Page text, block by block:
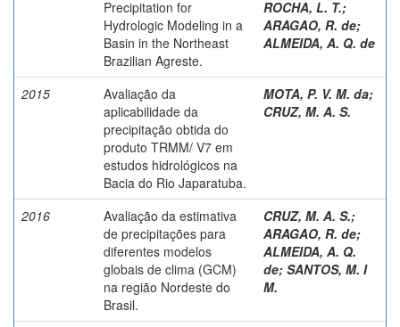
Precipitation for
Hydrologic Modeling in a
Basin in the Northeast
Brazilian Agreste.
ROCHA, L. T.;
ARAGAO, R. de;
ALMEIDA, A. Q. de
2015
Avaliação da
aplicabilidade da
precipitação obtida do
produto TRMM/ V7 em
estudos hidrológicos na
Bacia do Rio Japaratuba.
MOTA, P. V. M. da;
CRUZ, M. A. S.
2016
Avaliação da estimativa
de precipitações para
diferentes modelos
globais de clima (GCM)
na região Nordeste do
Brasil.
CRUZ, M. A. S.;
ARAGAO, R. de;
ALMEIDA, A. Q.
de; SANTOS, M. I
M.